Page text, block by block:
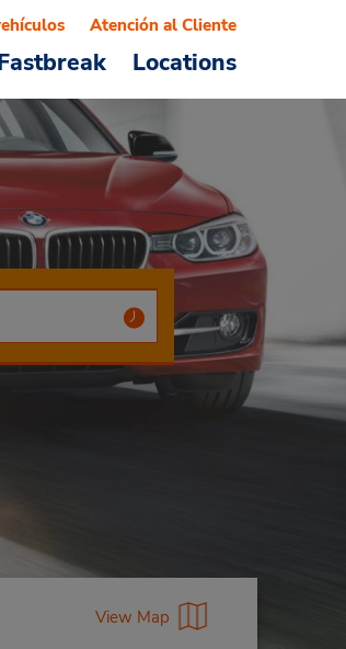
Locations
Atención al Cliente
View Map